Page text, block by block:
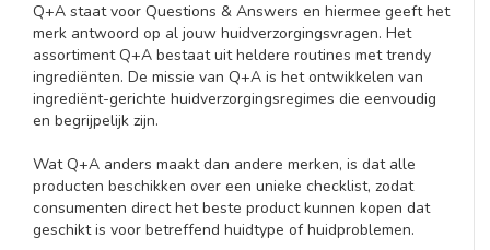
Q+A staat voor Questions & Answers en hiermee geeft het
merk antwoord op al jouw huidverzorgingsvragen. Het
assortiment Q+A bestaat uit heldere routines met trendy
ingrediënten. De missie van Q+A is het ontwikkelen van
ingrediënt-gerichte huidverzorgingsregimes die eenvoudig
en begrijpelijk zijn.
Wat Q+A anders maakt dan andere merken, is dat alle
producten beschikken over een unieke checklist, zodat
consumenten direct het beste product kunnen kopen dat
geschikt is voor betreffend huidtype of huidproblemen.